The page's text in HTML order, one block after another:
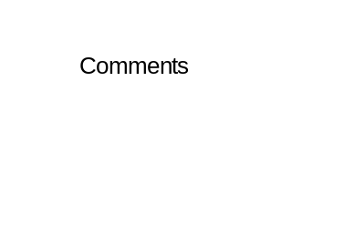
Comments